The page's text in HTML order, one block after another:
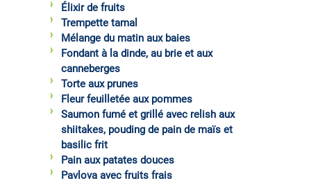
Élixir de fruits
Trempette tamal
Mélange du matin aux baies
Fondant à la dinde, au brie et aux
canneberges
Torte aux prunes
Fleur feuilletée aux pommes
Saumon fumé et grillé avec relish aux
shiitakes, pouding de pain de maïs et
basilic frit
Pain aux patates douces
Pavlova avec fruits frais